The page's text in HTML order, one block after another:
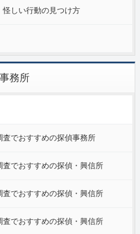
怪しい行動の見つけ方
務所
でおすすめの探偵事務所
でおすすめの探偵・興信所
でおすすめの探偵・興信所
でおすすめの探偵・興信所